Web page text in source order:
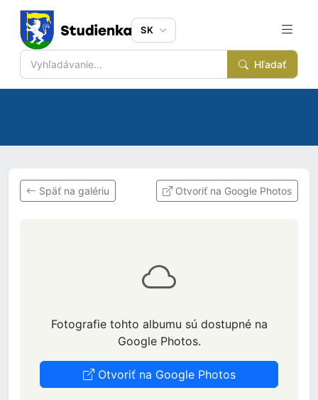
Hľadať
SK
Späť na galériu Otvoriť na Google Photos
Fotografie tohto albumu sú dostupné na
Google Photos.
Otvoriť na Google Photos